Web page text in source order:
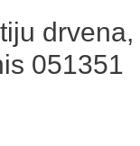
drvena,
051351